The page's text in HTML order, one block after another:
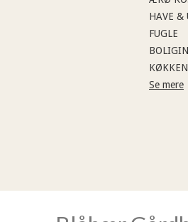
HAVE &
FUGLE
KØKKEN
Se mere